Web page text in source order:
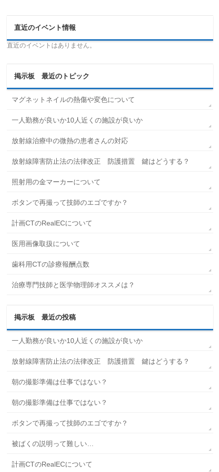
直近のイベント情報
直近のイベントはありません。
掲示板 最近のトピック
マグネットネイルの熱傷や変色について
一人勤務が良いか10人近くの施設が良いか
放射線治療中の微熱の患者さんの対応
放射線障害防止法の法律改正 防護措置 鍵はどうする？
照射用の金マーカーについて
ボタンで再撮って技師のエゴですか？
計画CTのRealECについて
医用画像取扱について
歯科用CTの診療報酬点数
治療専門技師と医学物理師オススメは？
掲示板 最近の投稿
一人勤務が良いか10人近くの施設が良いか
放射線障害防止法の法律改正 防護措置 鍵はどうする？
朝の撮影準備は仕事ではない？
朝の撮影準備は仕事ではない？
ボタンで再撮って技師のエゴですか？
被ばくの説明って難しい…
計画CTのRealECについて